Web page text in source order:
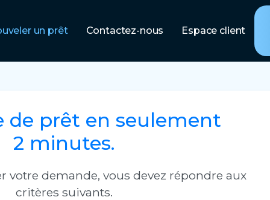
un prêt Contactez-nous Espace client
de prêt en seulement
2 minutes.
votre demande, vous devez répondre aux
critères suivants.